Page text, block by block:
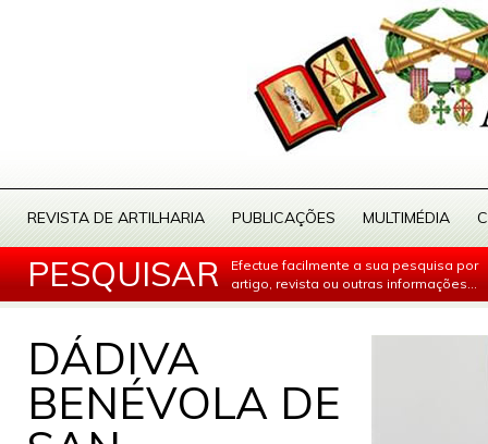
REVISTA DE ARTILHARIA PUBLICAÇÕES MULTIMÉDIA
PESQUISAR
Efectue facilmente a sua pesquisa por
artigo, revista ou outras informações...
DÁDIVA
BENÉVOLA DE